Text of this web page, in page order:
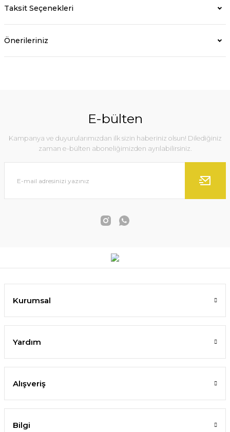
Taksit Seçenekleri
Önerileriniz
E-bülten
Kampanya ve duyurularımızdan ilk sizin haberiniz olsun! Dilediğiniz
zaman e-bülten aboneliğimizden ayrılabilirsiniz.
Kurumsal
Yardım
Alışveriş
Bilgi